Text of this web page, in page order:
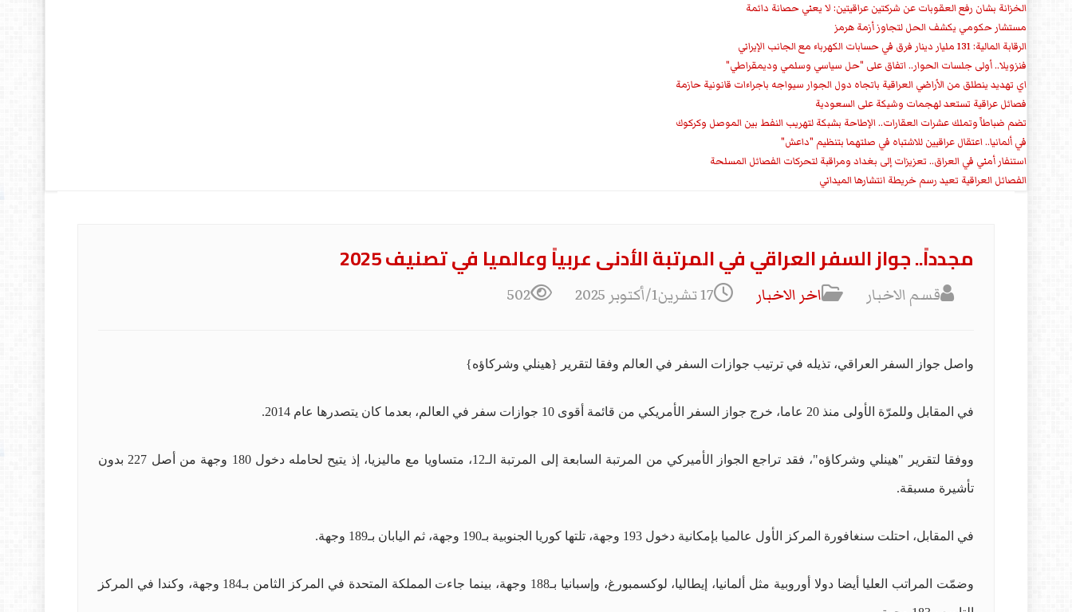
الخزانة بشان رفع العقوبات عن شركتين عراقيتين: لا يعني حصانة دائمة
مستشار حكومي يكشف الحل لتجاوز أزمة هرمز
الرقابة المالية: 131 مليار دينار فرق في حسابات الكهرباء مع الجانب الإيراني
فنزويلا.. أولى جلسات الحوار.. اتفاق على "حل سياسي وسلمي وديمقراطي"
اي تهديد ينطلق من الأراضي العراقية باتجاه دول الجوار سيواجه باجراءات قانونية حازمة
فصائل عراقية تستعد لهجمات وشيكة على السعودية
تضم ضباطاً وتملك عشرات العقارات.. الإطاحة بشبكة لتهريب النفط بين الموصل وكركوك
في ألمانيا.. اعتقال عراقيين للاشتباه في صلتهما بتنظيم "داعش"
استنفار أمني في العراق.. تعزيزات إلى بغداد ومراقبة لتحركات الفصائل المسلحة
الفصائل العراقية تعيد رسم خريطة انتشارها الميداني
مجدداً.. جواز السفر العراقي في المرتبة الأدنى عربياً وعالميا في تصنيف 2025
قسم الاخبار اخر الاخبار 17 تشرين1/أكتوبر 2025 502
واصل جواز السفر العراقي، تذيله في ترتيب جوازات السفر في العالم وفقا لتقرير {هينلي وشركاؤه}
في المقابل وللمرّة الأولى منذ 20 عاما، خرج جواز السفر الأمريكي من قائمة أقوى 10 جوازات سفر في العالم، بعدما كان يتصدرها عام 2014.
ووفقا لتقرير "هينلي وشركاؤه"، فقد تراجع الجواز الأميركي من المرتبة السابعة إلى المرتبة الـ12، متساويا مع ماليزيا، إذ يتيح لحامله دخول 180 وجهة من أصل 227 بدون
تأشيرة مسبقة.
في المقابل، احتلت سنغافورة المركز الأول عالميا بإمكانية دخول 193 وجهة، تلتها كوريا الجنوبية بـ190 وجهة، ثم اليابان بـ189 وجهة.
وضمّت المراتب العليا أيضا دولا أوروبية مثل ألمانيا، إيطاليا، لوكسمبورغ، وإسبانيا بـ188 وجهة، بينما جاءت المملكة المتحدة في المركز الثامن بـ184 وجهة، وكندا في المركز